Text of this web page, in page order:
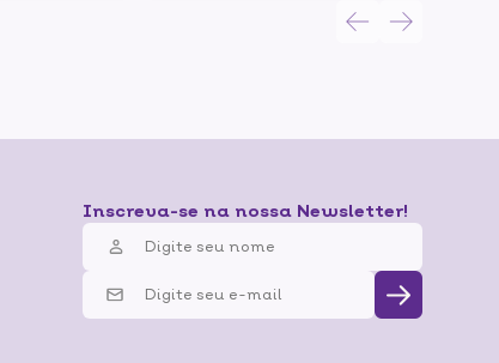
Inscreva-se na nossa Newsletter!